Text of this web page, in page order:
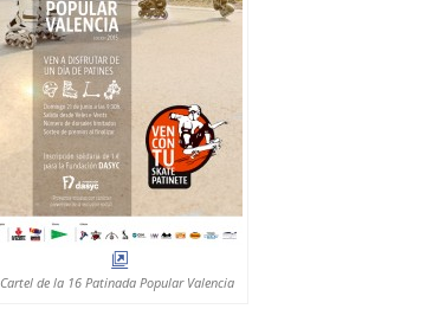
Cartel de la 16 Patinada Popular Valencia